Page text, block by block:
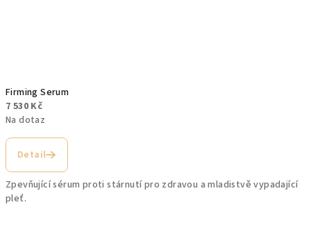
Firming Serum
7 530 Kč
Na dotaz
Detail
Zpevňující sérum proti stárnutí pro zdravou a mladistvě vypadající
pleť.